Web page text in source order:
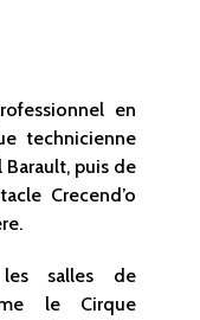
en
technicienne
Barault, puis de
Crecend’o
salles de
le Cirque